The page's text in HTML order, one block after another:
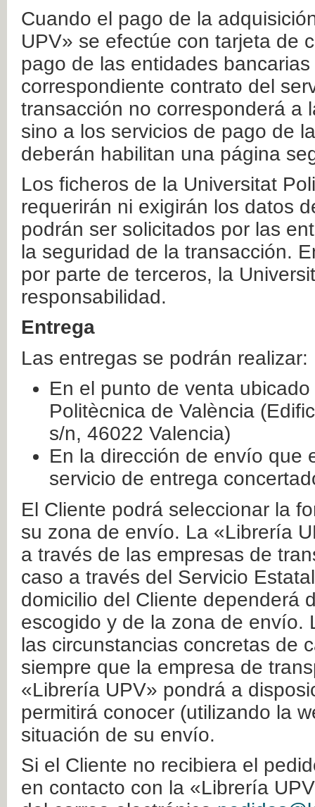
Cuando el pago de la
UPV» se efectúe con tarjeta de
pago de las entidades
correspondiente contrato del
transacción no corresponderá a
sino a los servicios de pago de
deberán habilitan una página
Los ficheros de la Universitat
requerirán ni exigirán los datos
podrán ser solicitados por las
la seguridad de la transacción.
por parte de terceros, la
responsabilidad.
Entrega
Las entregas se podrán realizar:
En el punto de venta
Politècnica de València
s/n, 46022 Valencia)
En la dirección de envío que
servicio de entrega
El Cliente podrá seleccionar la
su zona de envío. La «Librería
a través de las empresas de
caso a través del Servicio
domicilio del Cliente dependerá
escogido y de la zona de envío.
las circunstancias concretas de
siempre que la empresa de
«Librería UPV» pondrá a
permitirá conocer (utilizando la
situación de su envío.
Si el Cliente no recibiera el
en contacto con la «Librería